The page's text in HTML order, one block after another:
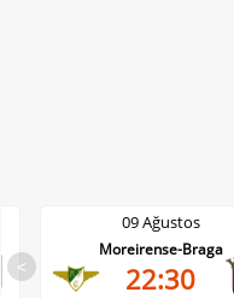
<
09 Ağustos
Gil Vicente-Rio Ave
22:30